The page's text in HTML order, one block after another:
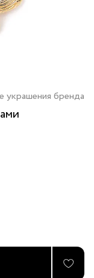
украшения бренда